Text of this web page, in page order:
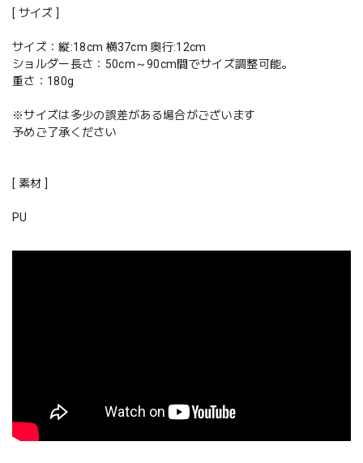
[ サイズ ]
サイズ：縦:18cm 横37cm 奥行:12cm
ショルダー長さ：50cm～90cm間でサイズ調整可能。
重さ：180g
※サイズは多少の誤差がある場合がございます
予めご了承ください
[ 素材 ]
PU